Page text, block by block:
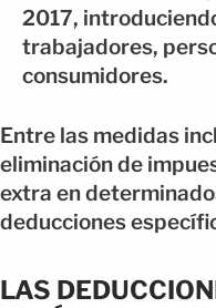
2017,
trabajadores,
consumidores.
Entre las medidas
eliminación de
extra en
deducciones
LAS